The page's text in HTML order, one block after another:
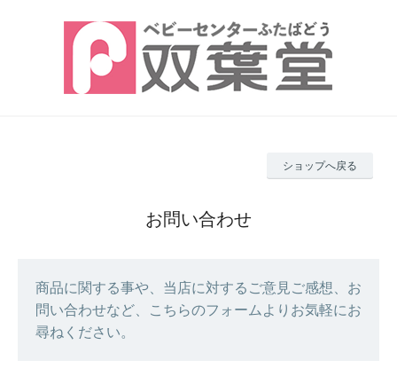
ショップへ戻る
お問い合わせ
商品に関する事や、当店に対するご意見ご感想、お
問い合わせなど、こちらのフォームよりお気軽にお
尋ねください。